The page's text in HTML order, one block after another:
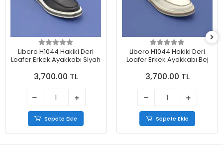
Libero H1044 Hakiki Deri
Loafer Erkek Ayakkabı Siyah
3,700.00 TL
Sepete Ekle
Libero H1044 Hakiki Deri
Loafer Erkek Ayakkabı Bej
3,700.00 TL
Sepete Ekle